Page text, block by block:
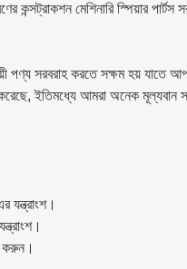
কন্সট্রাকশন মেশিনারি স্পিয়ার
পণ্য সরবরাহ করতে সক্ষম হয় যাতে
ইতিমধ্যে আমরা অনেক মূল্যবান
যন্ত্রাংশ।
করুন।